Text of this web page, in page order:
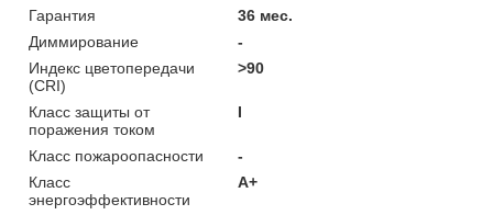
Гарантия
36 мес.
Диммирование
-
Индекс цветопередачи
(CRI)
>90
Класс защиты от
поражения током
I
Класс пожароопасности
-
Класс
энергоэффективности
A+